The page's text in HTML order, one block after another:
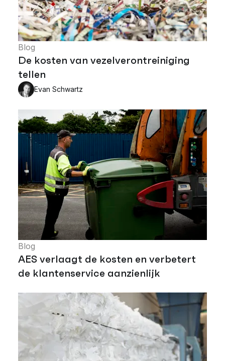
Blog
De kosten van vezelverontreiniging
tellen
Evan Schwartz
Blog
AES verlaagt de kosten en verbetert
de klantenservice aanzienlijk